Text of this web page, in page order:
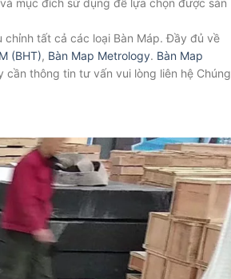
chỉnh tất cả các loại Bàn Máp. Đầy đủ về
(BHT), Bàn Map Metrology. Bàn Map
cần thông tin tư vấn vui lòng liên hệ Chúng